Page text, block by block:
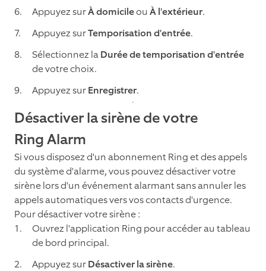
Appuyez surÀ domicileou À l'extérieur.
Appuyez surTemporisation d'entrée.
Sélectionnez laDurée de temporisation d'entrée
de votre choix.
Appuyez surEnregistrer.
Désactiver la sirène de votre
Ring Alarm
Si vous disposez d'un abonnement Ring et des appels
du système d'alarme, vous pouvez désactiver votre
sirène lors d'un événement alarmant sans annuler les
appels automatiques vers vos contacts d'urgence.
Pour désactiver votre sirène :
Ouvrez l'application Ring pour accéder au tableau
de bord principal.
Appuyez surDésactiver la sirène.